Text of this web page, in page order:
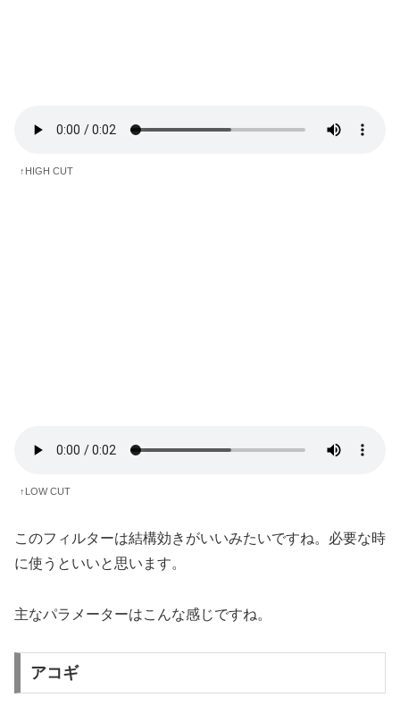
↑HIGH CUT
↑LOW CUT
このフィルターは結構効きがいいみたいですね。必要な時
に使うといいと思います。
主なパラメーターはこんな感じですね。
アコギ